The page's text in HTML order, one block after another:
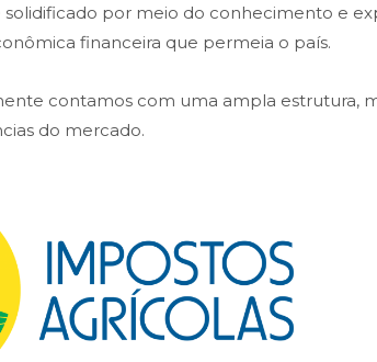
por meio do conhecimento e
financeira que permeia o país.
contamos com uma ampla estrutura,
do mercado.